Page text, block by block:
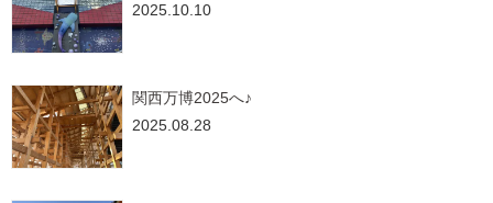
2025.10.10
関西万博2025へ♪
2025.08.28